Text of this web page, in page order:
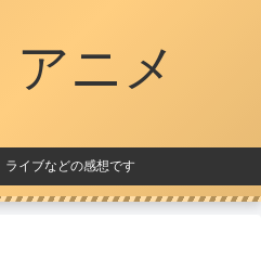
アニメ
ライブなどの感想です